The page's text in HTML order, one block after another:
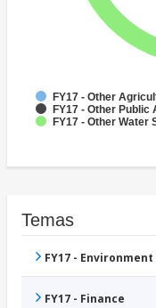
FY17 - Other
FY17 - Other
FY17 - Other Water
Temas
FY17 -
FY17 - Finance